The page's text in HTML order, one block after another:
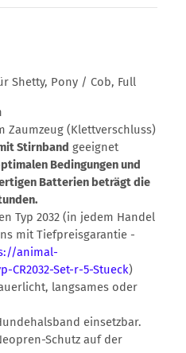
Shetty, Pony / Cob, Full
Zaumzeug (Klettverschluss)
Stirnband geeignet
Bedingungen und
Batterien beträgt die
Typ 2032 (in jedem Handel
mit Tiefpreisgarantie -
animal-
CR2032-Set-r-5-Stueck)
langsames oder
einsetzbar.
Schutz auf der